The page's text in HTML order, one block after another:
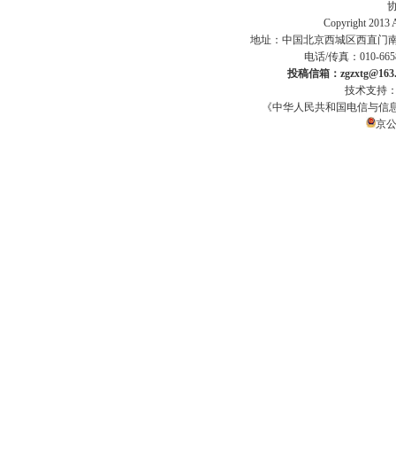
Copyright 2013
地址：中国北京西城区西直门
电话/传真：010-
投稿信箱：
技术支持
《中华人民共和国电信与
京